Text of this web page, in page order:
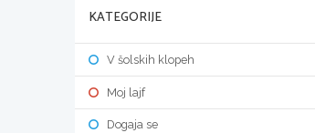
KATEGORIJE
V šolskih klopeh
Moj lajf
Dogaja se